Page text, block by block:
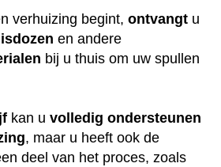
verhuizing begint, ontvangt u
en andere
bij u thuis om uw spullen
kan u volledig ondersteunen
, maar u heeft ook de
deel van het proces, zoals